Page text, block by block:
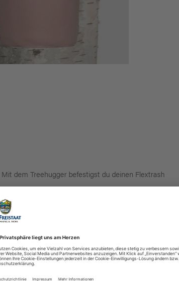
dem Treehugger befestigst du deinen Flextrash
du nie wieder eine Plastiktüte in der Natur
einer cleveren Anti-Rutsch-Beschichtung innen,
horizontal als auch vertikal aufhängen